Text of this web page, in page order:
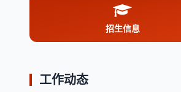
招生信息
工作动态